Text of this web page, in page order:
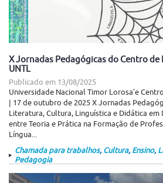
X Jornadas Pedagógicas do Centro
UNTL
Publicado em 13/08/2025
Universidade Nacional Timor Lorosa’e
| 17 de outubro de 2025 X Jornadas
Literatura, Cultura, Linguística e Didática
entre Teoria e Prática na Formação de
Língua...
Chamada para trabalhos, Cultura, Ensino,
Pedagogia